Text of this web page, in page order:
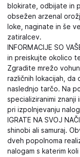
blokirate, odbijate in
obsežen arzenal
loke, naginate in še
zatiralcev.
INFORMACIJE SO
in preiskujte okolico
Zgradite mrežo
različnih lokacijah, da
naslednjo tarčo. Na
specializiranimi znanji
pri izpolnjevanju
IGRATE NA SVOJ
shinobi ali samuraj.
dveh popolnoma
nalogam s katerim